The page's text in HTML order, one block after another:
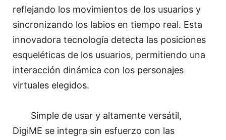
reflejando los movimientos de los usuarios y
sincronizando los labios en tiempo real. Esta
innovadora tecnología detecta las posiciones
esqueléticas de los usuarios, permitiendo una
interacción dinámica con los personajes
virtuales elegidos.
Simple de usar y altamente versátil,
DigiME se integra sin esfuerzo con las